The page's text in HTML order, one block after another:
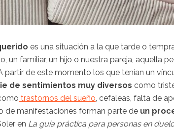
es una situación a la que tarde o
un familiar, un hijo o nuestra pareja, aquella
partir de este momento los que tenían un
de sentimientos muy diversos como
trastornos del sueño , cefaleas, falta de
de manifestaciones forman parte de un
en La guía práctica para personas en